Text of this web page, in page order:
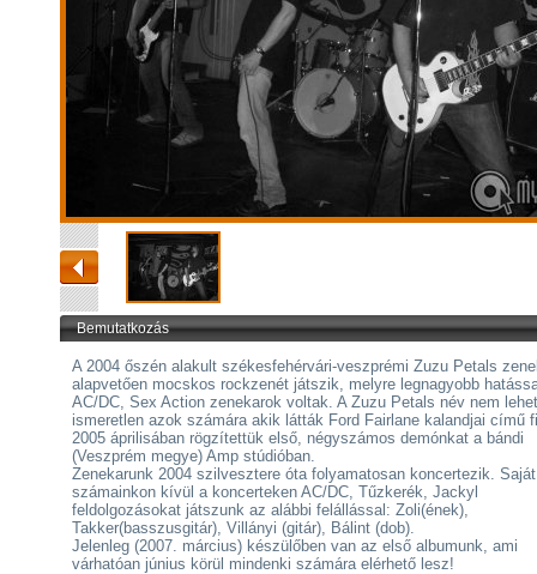
Bemutatkozás
A 2004 őszén alakult székesfehérvári-veszprémi Zuzu Petals
alapvetően mocskos rockzenét játszik, melyre legnagyobb
AC/DC, Sex Action zenekarok voltak. A Zuzu Petals név nem lehet
ismeretlen azok számára akik látták Ford Fairlane kalandjai című
2005 áprilisában rögzítettük első, négyszámos demónkat a bándi
(Veszprém megye) Amp stúdióban.
Zenekarunk 2004 szilvesztere óta folyamatosan koncertezik. Saját
számainkon kívül a koncerteken AC/DC, Tűzkerék, Jackyl
feldolgozásokat játszunk az alábbi felállással: Zoli(ének),
Takker(basszusgitár), Villányi (gitár), Bálint (dob).
Jelenleg (2007. március) készülőben van az első albumunk, ami
várhatóan június körül mindenki számára elérhető lesz!